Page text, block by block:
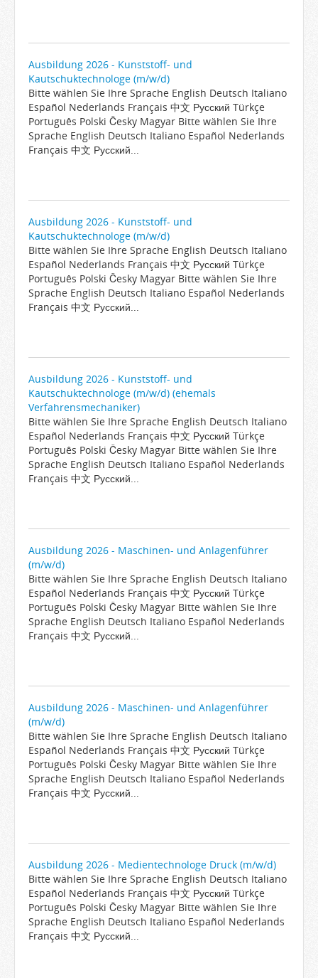
Ausbildung 2026 - Kunststoff- und
Kautschuktechnologe (m/w/d)
Bitte wählen Sie Ihre Sprache English Deutsch Italiano
Español Nederlands Français 中文 Русский Türkçe
Português Polski Česky Magyar Bitte wählen Sie Ihre
Sprache English Deutsch Italiano Español Nederlands
Français 中文 Русский...
Ausbildung 2026 - Kunststoff- und
Kautschuktechnologe (m/w/d)
Bitte wählen Sie Ihre Sprache English Deutsch Italiano
Español Nederlands Français 中文 Русский Türkçe
Português Polski Česky Magyar Bitte wählen Sie Ihre
Sprache English Deutsch Italiano Español Nederlands
Français 中文 Русский...
Ausbildung 2026 - Kunststoff- und
Kautschuktechnologe (m/w/d) (ehemals
Verfahrensmechaniker)
Bitte wählen Sie Ihre Sprache English Deutsch Italiano
Español Nederlands Français 中文 Русский Türkçe
Português Polski Česky Magyar Bitte wählen Sie Ihre
Sprache English Deutsch Italiano Español Nederlands
Français 中文 Русский...
Ausbildung 2026 - Maschinen- und Anlagenführer
(m/w/d)
Bitte wählen Sie Ihre Sprache English Deutsch Italiano
Español Nederlands Français 中文 Русский Türkçe
Português Polski Česky Magyar Bitte wählen Sie Ihre
Sprache English Deutsch Italiano Español Nederlands
Français 中文 Русский...
Ausbildung 2026 - Maschinen- und Anlagenführer
(m/w/d)
Bitte wählen Sie Ihre Sprache English Deutsch Italiano
Español Nederlands Français 中文 Русский Türkçe
Português Polski Česky Magyar Bitte wählen Sie Ihre
Sprache English Deutsch Italiano Español Nederlands
Français 中文 Русский...
Ausbildung 2026 - Medientechnologe Druck (m/w/d)
Bitte wählen Sie Ihre Sprache English Deutsch Italiano
Español Nederlands Français 中文 Русский Türkçe
Português Polski Česky Magyar Bitte wählen Sie Ihre
Sprache English Deutsch Italiano Español Nederlands
Français 中文 Русский...